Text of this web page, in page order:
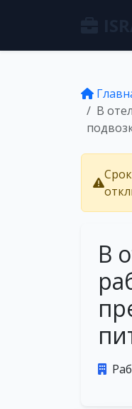
В
В